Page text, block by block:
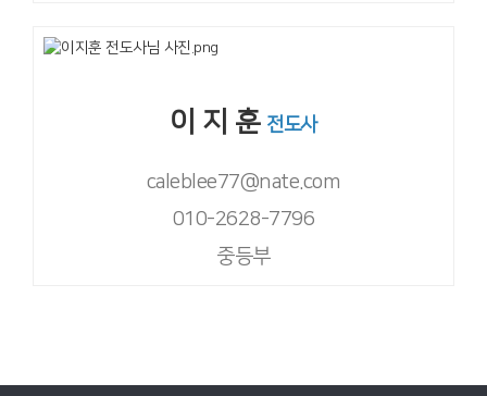
이 지 훈 전도사
caleblee77@nate.com
010-2628-7796
중등부